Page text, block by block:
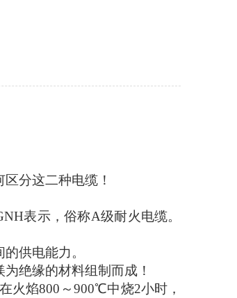
分这二种电缆！
表示，俗称A级耐火电缆。
供电能力。
绝缘的材料组制而成！
火焰800～900℃中烧2小时，